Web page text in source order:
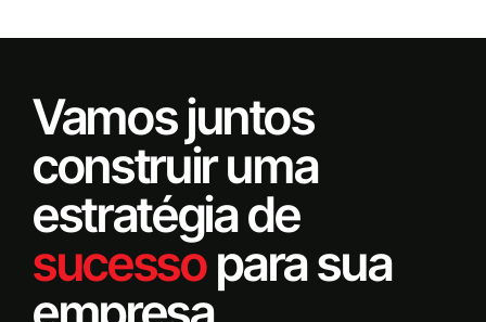
Vamos juntos
construir uma
estratégia de
sucessopara sua